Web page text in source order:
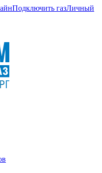
Подключить газЛичный